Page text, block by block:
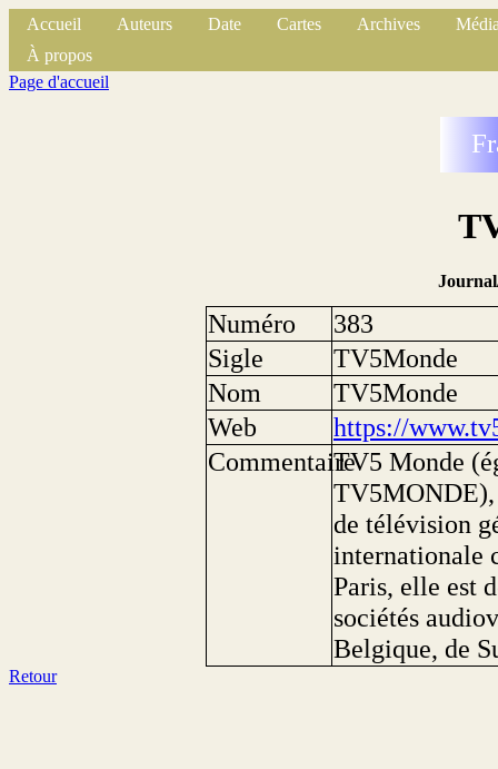
Accueil Auteurs Date Cartes Archives
À propos
Page d'accueil
Numéro
383
Sigle
TV5Monde
Nom
TV5Monde
Web
https://
CommentaireTV5 Monde
TV5MONDE),
de télévision
internationale
Paris, elle est
sociétés
Belgique, de
Retour